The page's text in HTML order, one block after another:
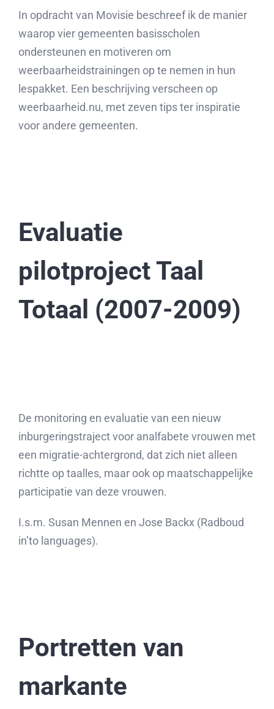
In opdracht van Movisie beschreef ik de manier
waarop vier gemeenten basisscholen
ondersteunen en motiveren om
weerbaarheidstrainingen op te nemen in hun
lespakket. Een beschrijving verscheen op
weerbaarheid.nu, met zeven tips ter inspiratie
voor andere gemeenten.
Evaluatie
pilotproject Taal
Totaal (2007-2009)
De monitoring en evaluatie van een nieuw
inburgeringstraject voor analfabete vrouwen met
een migratie-achtergrond, dat zich niet alleen
richtte op taalles, maar ook op maatschappelijke
participatie van deze vrouwen.
I.s.m. Susan Mennen en Jose Backx (Radboud
in’to languages).
Portretten van
markante